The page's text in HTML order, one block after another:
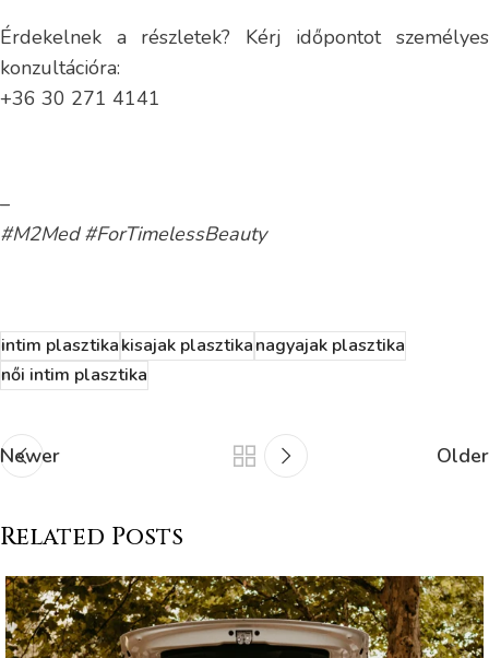
Érdekelnek a részletek? Kérj időpontot személyes
konzultációra:
+36 30 271 4141
–
#M2Med #ForTimelessBeauty
intim plasztikakisajak plasztikanagyajak plasztika
női intim plasztika
Newer Older
Related Posts